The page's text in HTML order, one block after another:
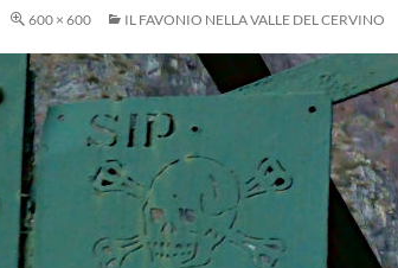
600 × 600 IL FAVONIO NELLA VALLE DEL CERVINO